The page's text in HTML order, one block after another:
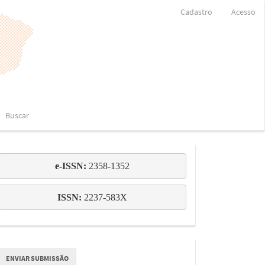
Cadastro Acesso
Buscar
e-ISSN: 2358-1352
ISSN: 2237-583X
ENVIAR SUBMISSÃO